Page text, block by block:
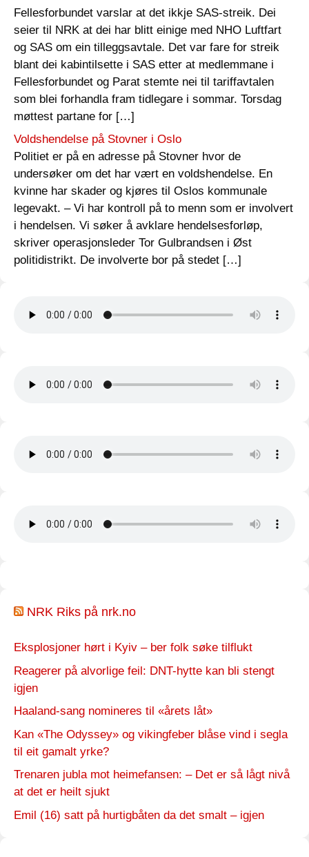
Fellesforbundet varslar at det ikkje SAS-streik. Dei
seier til NRK at dei har blitt einige med NHO Luftfart
og SAS om ein tilleggsavtale. Det var fare for streik
blant dei kabintilsette i SAS etter at medlemmane i
Fellesforbundet og Parat stemte nei til tariffavtalen
som blei forhandla fram tidlegare i sommar. Torsdag
møttest partane for […]
Voldshendelse på Stovner i Oslo
Politiet er på en adresse på Stovner hvor de
undersøker om det har vært en voldshendelse. En
kvinne har skader og kjøres til Oslos kommunale
legevakt. – Vi har kontroll på to menn som er involvert
i hendelsen. Vi søker å avklare hendelsesforløp,
skriver operasjonsleder Tor Gulbrandsen i Øst
politidistrikt. De involverte bor på stedet […]
NRK Riks på nrk.no
Eksplosjoner hørt i Kyiv – ber folk søke tilflukt
Reagerer på alvorlige feil: DNT-hytte kan bli stengt
igjen
Haaland-sang nomineres til «årets låt»
Kan «The Odyssey» og vikingfeber blåse vind i segla
til eit gamalt yrke?
Trenaren jubla mot heimefansen: – Det er så lågt nivå
at det er heilt sjukt
Emil (16) satt på hurtigbåten da det smalt – igjen